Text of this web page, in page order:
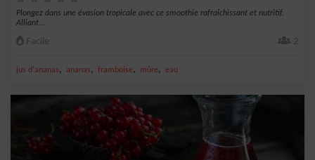
Plongez dans une évasion tropicale avec ce smoothie rafraîchissant et nutritif.
Alliant...
Facile 2
jus d'ananas, ananas, framboise, mûre, eau